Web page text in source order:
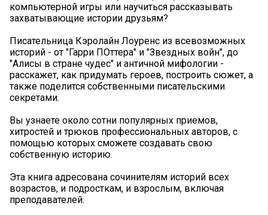
компьютерной игры или научиться рассказывать
захватывающие истории друзьям?
Писательница Кэролайн Лоуренс из всевозможных
историй - от "Гарри ПОттера" и "Звездных войн", до
"Алисы в стране чудес" и античной мифологии -
расскажет, как придумать героев, построить сюжет, а
также поделится собственными писательскими
секретами.
Вы узнаете около сотни популярных приемов,
хитростей и трюков профессиональных авторов, с
помощью которых сможете создавать свою
собственную историю.
Эта книга адресована сочинителям историй всех
возрастов, и подросткам, и взрослым, включая
преподавателей.